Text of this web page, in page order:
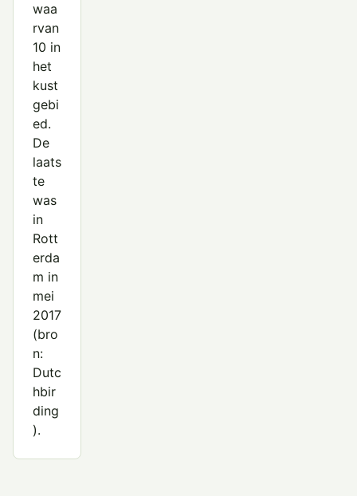
waa
rvan
10 in
het
kust
gebi
ed.
De
laats
te
was
in
Rott
erda
m in
mei
2017
(bro
n:
Dutc
hbir
ding
).